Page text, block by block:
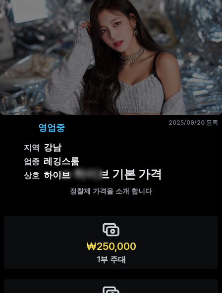
영업중
지역 강남
업종 레깅스룸
상호 하이브
2025/09/20 등록
하이브 기본 가격
정찰제 가격을 소개 합니다
₩250,000
1부 주대